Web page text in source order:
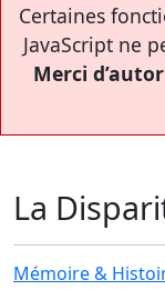
Certaines
JavaScript ne
Merci
La
Mémoire &